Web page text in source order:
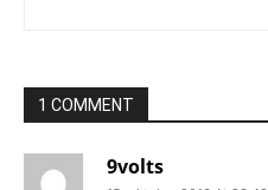
1 COMMENT
9volts